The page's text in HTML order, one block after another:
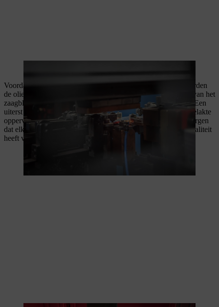
Voordat het afgewerkte massieve zaagblad wordt verpakt, worden
de oliegaten geboord en vindt het lakwerk plaats. Het lakken van het
zaagblad gebeurt volledig automatisch met lak op waterbasis. Een
uiterst nauwkeurig camerasysteem bewaakt ondertussen het gelakte
oppervlak, het gatenpatroon en de afmetingen om ervoor te zorgen
dat elk vervaardigd massief zaagblad de beproefde STIHL kwaliteit
heeft voordat het bij de klant terechtkomt.